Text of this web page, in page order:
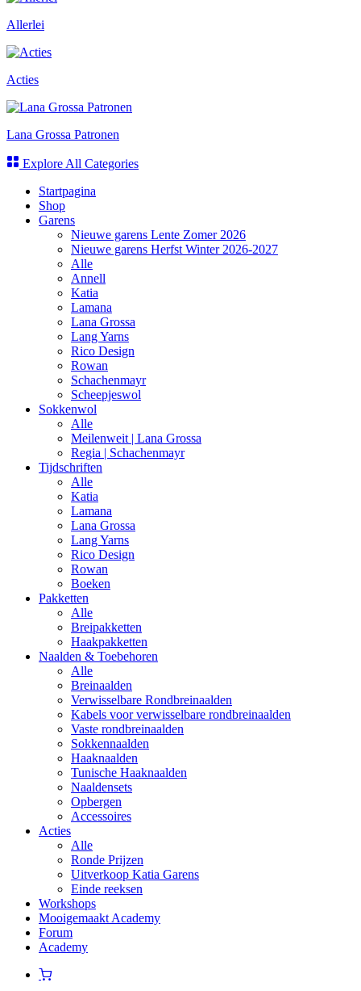
Allerlei
Acties
Lana Grossa Patronen
Explore All Categories
Startpagina
Shop
Garens
Nieuwe garens Lente Zomer 2026
Nieuwe garens Herfst Winter 2026-2027
Alle
Annell
Katia
Lamana
Lana Grossa
Lang Yarns
Rico Design
Rowan
Schachenmayr
Scheepjeswol
Sokkenwol
Alle
Meilenweit | Lana Grossa
Regia | Schachenmayr
Tijdschriften
Alle
Katia
Lamana
Lana Grossa
Lang Yarns
Rico Design
Rowan
Boeken
Pakketten
Alle
Breipakketten
Haakpakketten
Naalden & Toebehoren
Alle
Breinaalden
Verwisselbare Rondbreinaalden
Kabels voor verwisselbare rondbreinaalden
Vaste rondbreinaalden
Sokkennaalden
Haaknaalden
Tunische Haaknaalden
Naaldensets
Opbergen
Accessoires
Acties
Alle
Ronde Prijzen
Uitverkoop Katia Garens
Einde reeksen
Workshops
Mooigemaakt Academy
Forum
Academy